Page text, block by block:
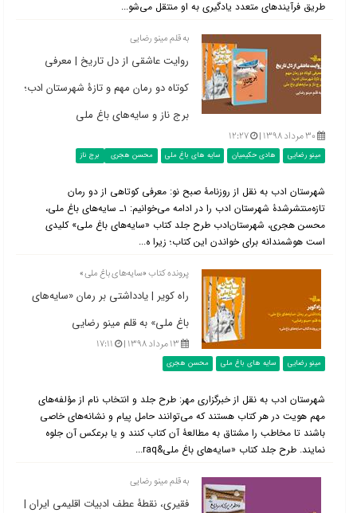
طریق فرآیندهای متعدد یادگیری به او منتقل می‌‌شو...
به قلم مینو رضایی
روایت عاشقی از دل تاریخ | معرفی
کوتاه دو رمان مهم و تازۀ شهرستان ادب؛
برج ناز و سایه‌های باغ ملی
۳۰ مرداد ۱۳۹۸ | ۱۲:۲۷
مینو رضایی هادی حکیمیان سایه های باغ ملی محسن هجری برج ناز
شهرستان ادب به نقل از روزنامۀ صبح نو: معرفی کوتاهی از دو رمان
تازه‌منتشرشدۀ شهرستان ادب را در ادامه می‌خوانیم: ۱ـ سایه‌های باغ ملی،
محسن هجری، شهرستان‌ادب طرح جلد کتاب «سایه‌های باغ ملی» کلیدی
است هوشمندانه برای خواندن این کتاب؛ زیرا ه...
پرونده کتاب «سایه‌های باغ ملی»
راه کویر | یادداشتی بر رمان «سایه‌های
باغ ملی» به قلم مینو رضایی
۱۳ مرداد ۱۳۹۸ | ۱۷:۱۱
مینو رضایی سایه های باغ ملی محسن هجری
شهرستان ادب به نقل از خبرگزاری مهر: طرح جلد و انتخاب نام از مؤلفه‌های
مهم هویت در هر کتاب هستند که می‌توانند حامل پیام و نشانه‌های خاصی
باشند تا مخاطب را مشتاق به مطالعۀ آن کتاب کنند و یا برعکس آن جلوه
نمایند. طرح جلد کتاب «سایه‌های باغ ملی&raq...
به قلم مینو رضایی
فقیری، نقطۀ عطف ادبیات اقلیمی ایران |